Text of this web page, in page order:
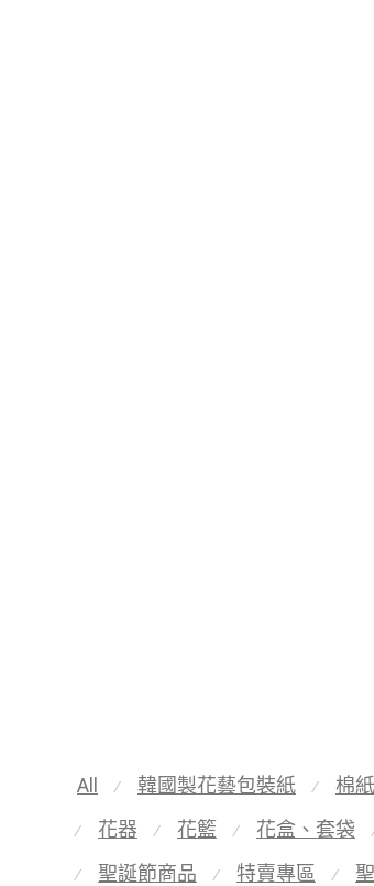
All ⁄ 韓國製花藝包裝紙 ⁄ 棉紙
⁄ 花器 ⁄ 花籃 ⁄ 花盒、套袋
⁄ 聖誕節商品 ⁄ 特賣專區 ⁄